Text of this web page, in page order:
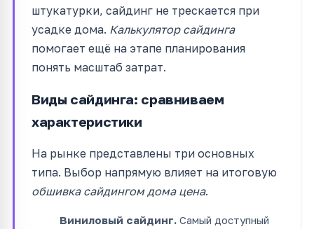
штукатурки, сайдинг не трескается при
усадке дома. Калькулятор сайдинга
помогает ещё на этапе планирования
понять масштаб затрат.
Виды сайдинга: сравниваем
характеристики
На рынке представлены три основных
типа. Выбор напрямую влияет на итоговую
обшивка сайдингом дома цена.
Виниловый сайдинг. Самый доступный